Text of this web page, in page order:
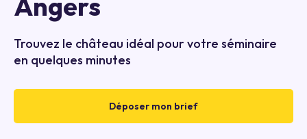
Trouvez le château idéal pour votre séminaire
en quelques minutes
Déposer mon brief